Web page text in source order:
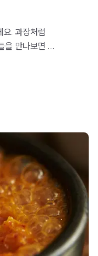
요. 과장처럼
을 만나보면 이
반대로 장이